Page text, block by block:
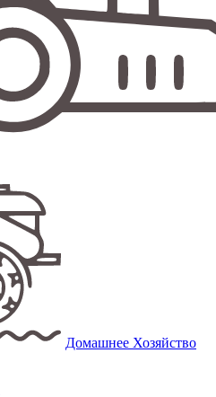
Домашнее Хозяйство